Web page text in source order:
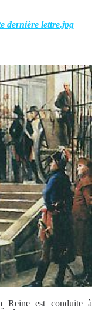
dernière lettre.jpg
Reine est conduite à